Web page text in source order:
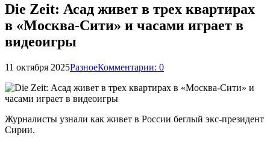
Die Zeit: Асад живет в трех квартирах
в «Москва-Сити» и часами играет в
видеоигры
11 октября 2025РазноеКомментарии: 0
Журналисты узнали как живет в России беглый экс-президент
Сирии.